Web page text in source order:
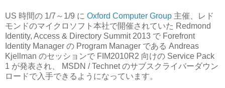
US 時間の 1/7～1/9 に Oxford Computer Group 主催、レド
モンドのマイクロソフト本社で開催されていた Redmond
Identity, Access & Directory Summit 2013 で Forefront
Identity Manager の Program Manager である Andreas
Kjellman のセッションで FIM2010R2 向けの Service Pack
1 が発表され、 MSDN / Technet のサブスクライバーダウン
ロードで入手できるようになっています。